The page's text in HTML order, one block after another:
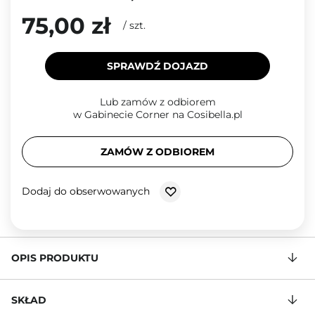
75,00 zł / szt.
SPRAWDŹ DOJAZD
Lub zamów z odbiorem
w Gabinecie Corner na Cosibella.pl
ZAMÓW Z ODBIOREM
Dodaj do obserwowanych
OPIS PRODUKTU
SKŁAD